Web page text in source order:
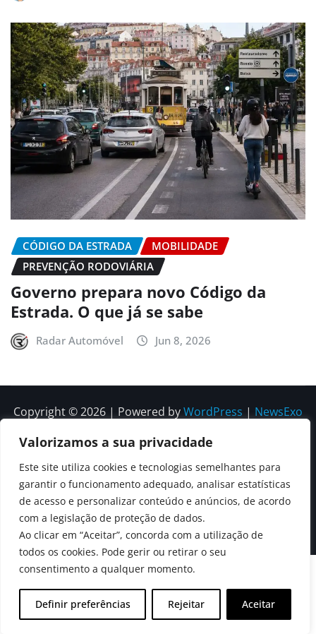
Valorizamos a sua privacidade
Este site utiliza cookies e tecnologias semelhantes para
garantir o funcionamento adequado, analisar estatísticas
de acesso e personalizar conteúdo e anúncios, de acordo
com a legislação de proteção de dados.
Ao clicar em “Aceitar”, concorda com a utilização de
todos os cookies. Pode gerir ou retirar o seu
consentimento a qualquer momento.
Definir preferências Rejeitar Aceitar
CÓDIGO DA ESTRADA
MOBILIDADE
PREVENÇÃO RODOVIÁRIA
Governo prepara novo Código da
Estrada. O que já se sabe
Radar Automóvel Jun 8, 2026
Copyright © 2026 | Powered byWordPress | NewsExo
Quem
Somos
Política
Editorial
Política de
Privacidade
Política de
correções e
Contactos
editoriais